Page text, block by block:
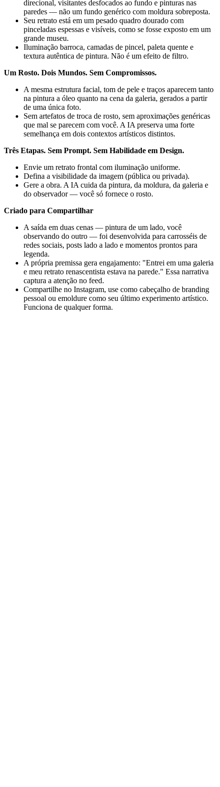
direcional, visitantes desfocados ao fundo e pinturas nas
paredes — não um fundo genérico com moldura sobreposta.
Seu retrato está em um pesado quadro dourado com
pinceladas espessas e visíveis, como se fosse exposto em um
grande museu.
Iluminação barroca, camadas de pincel, paleta quente e
textura autêntica de pintura. Não é um efeito de filtro.
Um Rosto. Dois Mundos. Sem Compromissos.
A mesma estrutura facial, tom de pele e traços aparecem tanto
na pintura a óleo quanto na cena da galeria, gerados a partir
de uma única foto.
Sem artefatos de troca de rosto, sem aproximações genéricas
que mal se parecem com você. A IA preserva uma forte
semelhança em dois contextos artísticos distintos.
Três Etapas. Sem Prompt. Sem Habilidade em Design.
Envie um retrato frontal com iluminação uniforme.
Defina a visibilidade da imagem (pública ou privada).
Gere a obra. A IA cuida da pintura, da moldura, da galeria e
do observador — você só fornece o rosto.
Criado para Compartilhar
A saída em duas cenas — pintura de um lado, você
observando do outro — foi desenvolvida para carrosséis de
redes sociais, posts lado a lado e momentos prontos para
legenda.
A própria premissa gera engajamento: "Entrei em uma galeria
e meu retrato renascentista estava na parede." Essa narrativa
captura a atenção no feed.
Compartilhe no Instagram, use como cabeçalho de branding
pessoal ou emoldure como seu último experimento artístico.
Funciona de qualquer forma.